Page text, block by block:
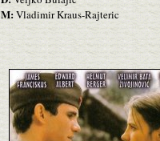
M:Vladimir Kraus-Rajteric